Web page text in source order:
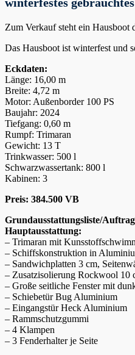
Zum Verkauf steht ein
Das Hausboot ist winterfest und
Eckdaten:
Länge: 16,00 m
Breite: 4,72 m
Motor: Außenborder 100 PS
Baujahr: 2024
Tiefgang: 0,60 m
Rumpf: Trimaran
Gewicht: 13 T
Trinkwasser: 500 l
Schwarzwassertank: 800 l
Kabinen: 3
Preis: 384.500 VB
Grundausstattungsliste/
Hauptausstattung:
– Trimaran mit
– Schiffskonstruktion in
– Sandwichplatten 3 cm,
– Zusatzisolierung Rockwool 10
– Große seitliche Fenster mit
– Schiebetür Bug Aluminium
– Eingangstür Heck Aluminium
– Rammschutzgummi
– 4 Klampen
– 3 Fenderhalter je Seite